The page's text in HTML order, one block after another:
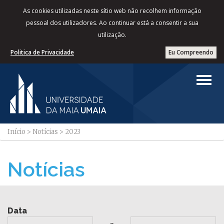
As cookies utilizadas neste sítio web não recolhem informação
pessoal dos utilizadores. Ao continuar está a consentir a sua
utilização.
Eu Compreendo
Politica de Privacidade
Início > Notícias > 2023
Notícias
Data